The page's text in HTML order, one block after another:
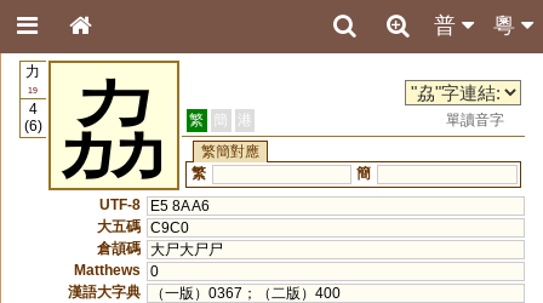
粵
普
力
19
4
(6)
劦 繁 簡 港
單讀音字
繁簡對應
繁
簡
UTF-8
E5 8A A6
大五碼 C9C0
倉頡碼 大尸大尸尸
Matthews
0
漢語大字典
（一版）0367；（二版）400